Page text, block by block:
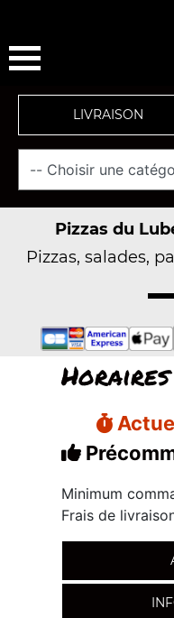
LIVRAISON
Pizzas du
Pizzas, salades,
Minimum
Frais de